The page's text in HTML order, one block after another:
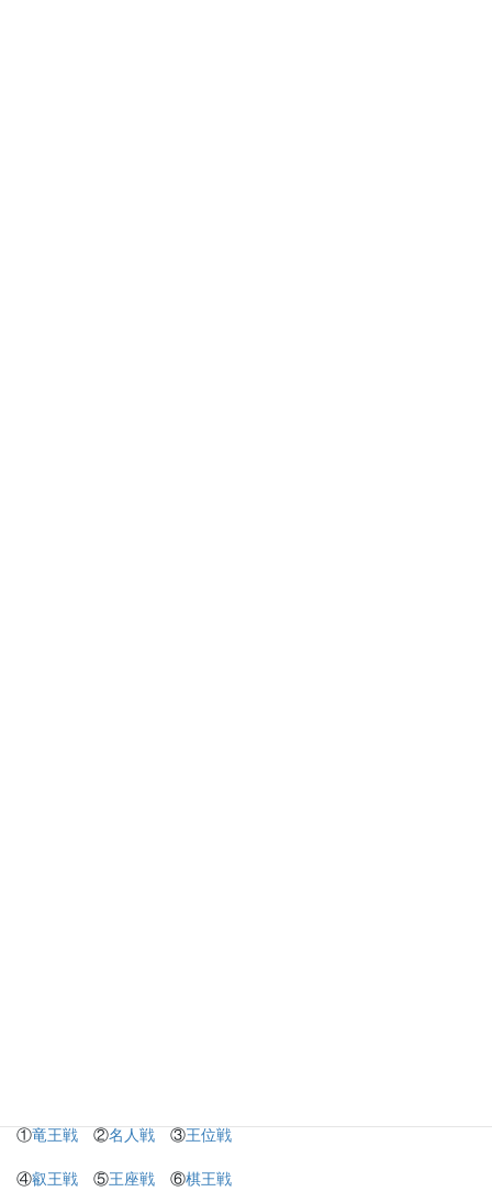
①竜王戦 ②名人戦 ③王位戦
④叡王戦 ⑤王座戦 ⑥棋王戦